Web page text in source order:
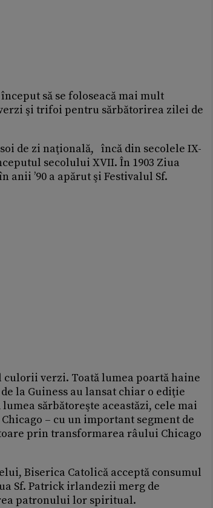
să se foloseacă mai mult
şi trifoi pentru sărbătorirea zilei de
de zi naţională, încă din secolele IX-
secolului XVII. În 1903 Ziua
’90 a apărut şi Festivalul Sf.
verzi. Toată lumea poartă haine
la Guiness au lansat chiar o ediţie
sărbătoreşte aceastăzi, cele mai
– cu un important segment de
prin transformarea râului Chicago
Biserica Catolică acceptă consumul
Sf. Patrick irlandezii merg de
patronului lor spiritual.